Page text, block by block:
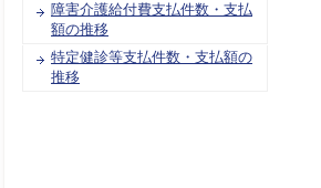
障害介護給付費支払件数・支払
額の推移
特定健診等支払件数・支払額の
推移